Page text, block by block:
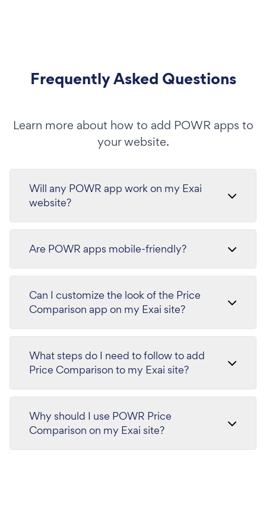
Frequently Asked Questions
Learn more about how to add POWR apps to
your website.
Will any POWR app work on my Exai
website?
Are POWR apps mobile-friendly?
Can I customize the look of the Price
Comparison app on my Exai site?
What steps do I need to follow to add
Price Comparison to my Exai site?
Why should I use POWR Price
Comparison on my Exai site?